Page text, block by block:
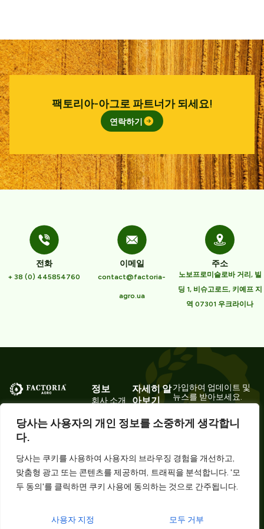
당사는 사용자의 개인 정보를 소중하게 생각합니
다.
당사는 쿠키를 사용하여 사용자의 브라우징 경험을 개선하고,
맞춤형 광고 또는 콘텐츠를 제공하며, 트래픽을 분석합니다. '모
두 동의'를 클릭하면 쿠키 사용에 동의하는 것으로 간주됩니다.
사용자 지정 모두 거부
팩토리아-아그로 파트너가 되세요!
연락하기
전화
+ 38 (0) 445854760
이메일
contact@factoria-
agro.ua
주소
노보프로미슬로바 거리, 빌
딩 1, 비슈고로드, 키예프 지
역 07301 우크라이나
당사는 프리미엄 식재
료의 생산자이자 신뢰
할 수 있는 파트너라는
자부심을 가지고 있습
니다.
정보
회사 소개
역사
제조
테스트 실
험실
원자재 보
처리
자세히 알
아보기
이션
기술 리소
스 포털
연락처
가입하여 업데이트 및
뉴스를 받아보세요.
지금 구독하
기
French
Spanish
Ukrainian